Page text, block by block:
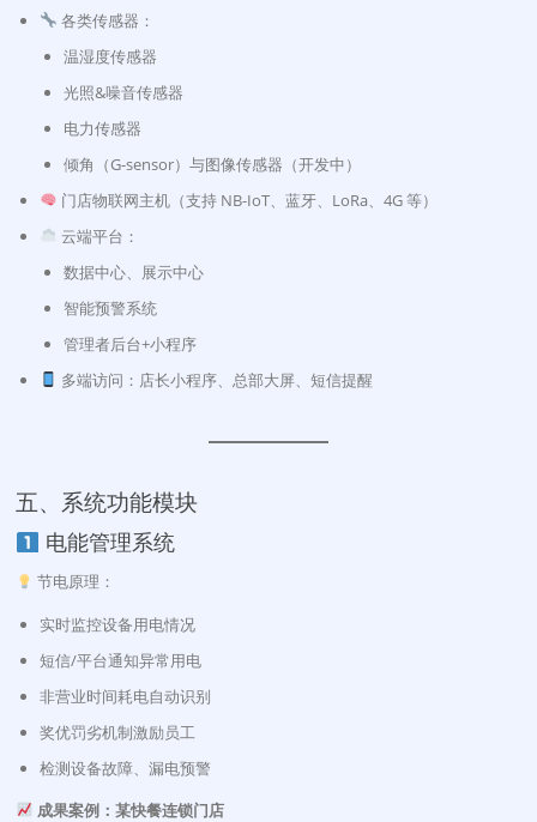
各类传感器：
温湿度传感器
光照&噪音传感器
电力传感器
倾角（G-sensor）与图像传感器（开发中）
门店物联网主机（支持 NB-IoT、蓝牙、LoRa、4G 等）
云端平台：
数据中心、展示中心
智能预警系统
管理者后台+小程序
多端访问：店长小程序、总部大屏、短信提醒
五、系统功能模块
电能管理系统
节电原理：
实时监控设备用电情况
短信/平台通知异常用电
非营业时间耗电自动识别
奖优罚劣机制激励员工
检测设备故障、漏电预警
成果案例：某快餐连锁门店